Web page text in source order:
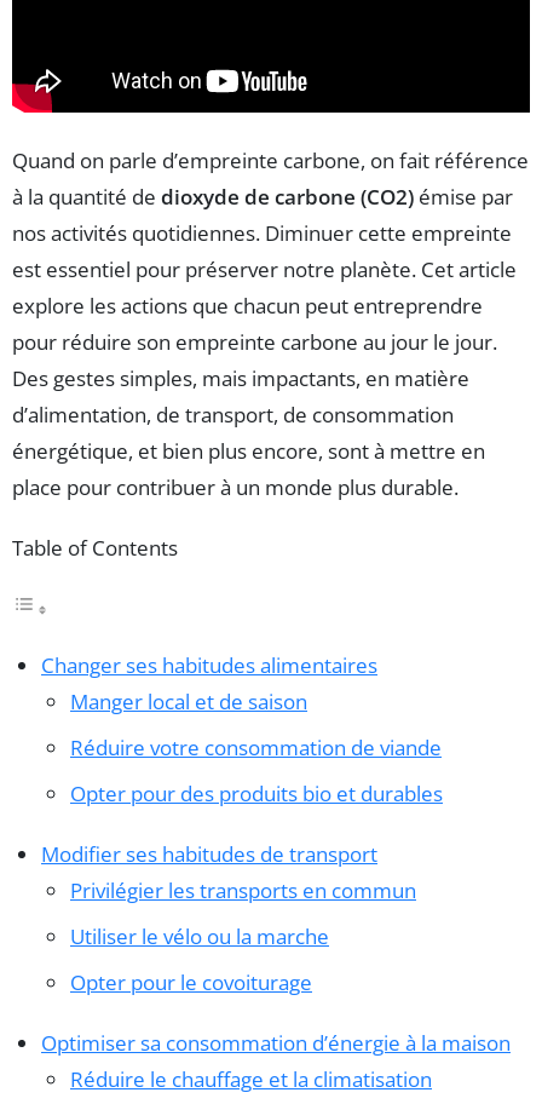
Quand on parle d’empreinte carbone, on fait référence
à la quantité de dioxyde de carbone (CO2) émise par
nos activités quotidiennes. Diminuer cette empreinte
est essentiel pour préserver notre planète. Cet article
explore les actions que chacun peut entreprendre
pour réduire son empreinte carbone au jour le jour.
Des gestes simples, mais impactants, en matière
d’alimentation, de transport, de consommation
énergétique, et bien plus encore, sont à mettre en
place pour contribuer à un monde plus durable.
Table of Contents
Changer ses habitudes alimentaires
Manger local et de saison
Réduire votre consommation de viande
Opter pour des produits bio et durables
Modifier ses habitudes de transport
Privilégier les transports en commun
Utiliser le vélo ou la marche
Opter pour le covoiturage
Optimiser sa consommation d’énergie à la maison
Réduire le chauffage et la climatisation